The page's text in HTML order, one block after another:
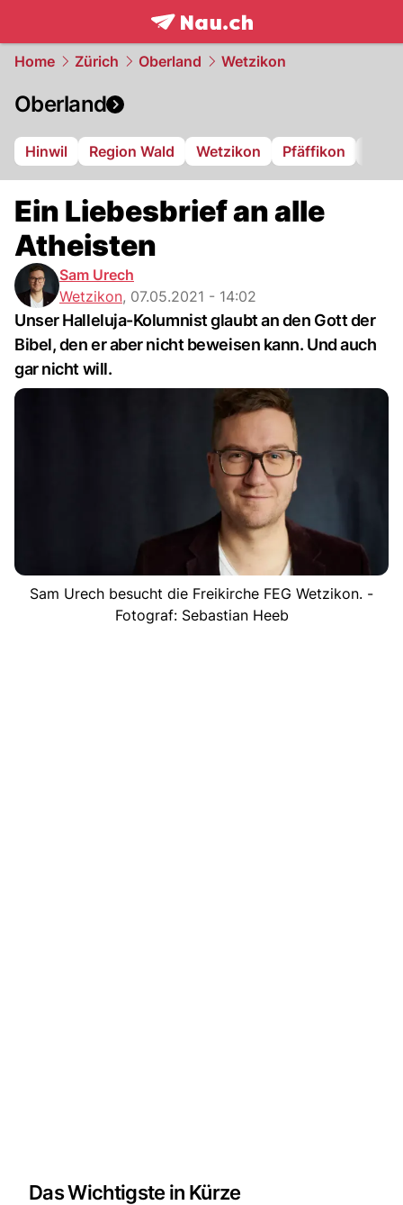
frontpage.NAU.ch
Home Zürich Oberland Wetzikon
Oberland
Hinwil Region Wald Wetzikon Pfäffikon
Ein Liebesbrief an alle
Atheisten
Sam Urech
Wetzikon, 07.05.2021 - 14:02
Unser Halleluja-Kolumnist glaubt an den Gott der
Bibel, den er aber nicht beweisen kann. Und auch
gar nicht will.
Sam Urech besucht die Freikirche FEG Wetzikon. -
Fotograf: Sebastian Heeb
Das Wichtigste in Kürze